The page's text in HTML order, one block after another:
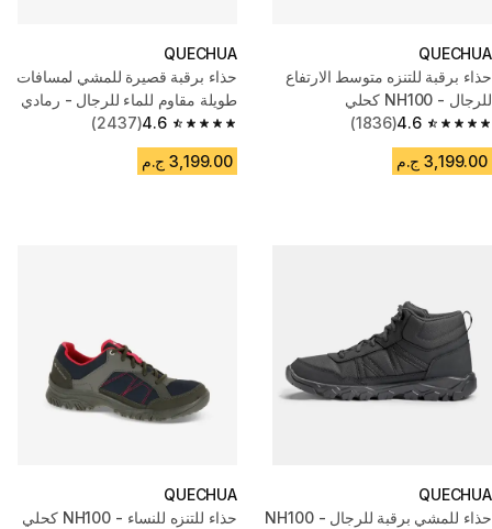
QUECHUA
حذاء برقبة للتنزه متوسط الارتفاع
للرجال - NH100 كحلي
4.6
4.6 out of 5 stars from 1836 reviews
(1836)
3,199.00 ج.م
QUECHUA
حذاء برقبة قصيرة للمشي لمسافات
طويلة مقاوم للماء للرجال - رمادي
غامق
4.6
4.6 out of 5 stars from 2437 reviews
(2437)
3,199.00 ج.م
QUECHUA
حذاء للمشي برقبة للرجال - NH100
QUECHUA
حذاء للتنزه للنساء - NH100 كحلي